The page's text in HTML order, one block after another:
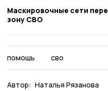
Маскировочные сети
зону СВО
помощь сво
Автор: Наталья Рязанова